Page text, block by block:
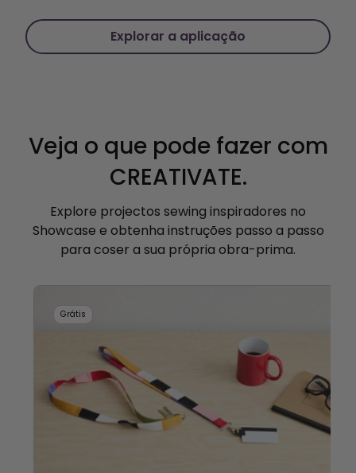
Explorar a aplicação
Veja o que pode fazer com
CREATIVATE.
Explore projectos sewing inspiradores no
Showcase e obtenha instruções passo a passo
para coser a sua própria obra-prima.
Grátis